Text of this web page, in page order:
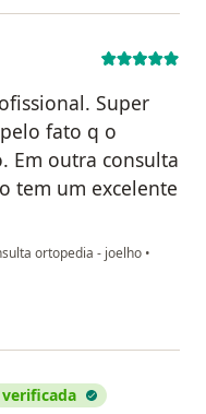
Super
fato q o
Em outra consulta
tem um excelente
ortopedia - joelho •